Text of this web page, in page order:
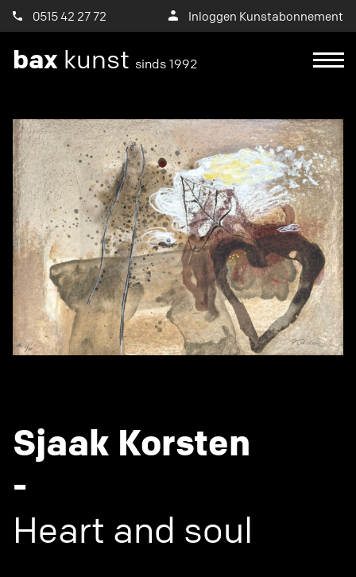
0515 42 27 72 Inloggen Kunstabonnement
bax kunst sinds 1992
Sjaak Korsten
-
Heart and soul